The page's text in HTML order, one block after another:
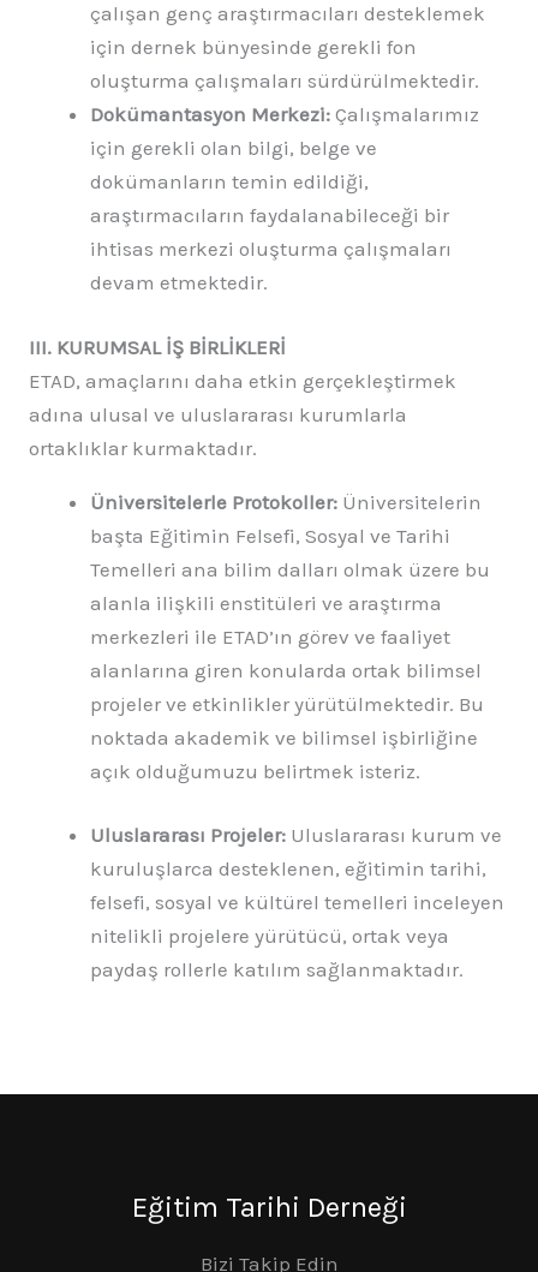
çalışan genç araştırmacıları desteklemek
için dernek bünyesinde gerekli fon
oluşturma çalışmaları sürdürülmektedir.
Dokümantasyon Merkezi: Çalışmalarımız
için gerekli olan bilgi, belge ve
dokümanların temin edildiği,
araştırmacıların faydalanabileceği bir
ihtisas merkezi oluşturma çalışmaları
devam etmektedir.
III. KURUMSAL İŞ BİRLİKLERİ
ETAD, amaçlarını daha etkin gerçekleştirmek
adına ulusal ve uluslararası kurumlarla
ortaklıklar kurmaktadır.
Üniversitelerle Protokoller: Üniversitelerin
başta Eğitimin Felsefi, Sosyal ve Tarihi
Temelleri ana bilim dalları olmak üzere bu
alanla ilişkili enstitüleri ve araştırma
merkezleri ile ETAD’ın görev ve faaliyet
alanlarına giren konularda ortak bilimsel
projeler ve etkinlikler yürütülmektedir. Bu
noktada akademik ve bilimsel işbirliğine
açık olduğumuzu belirtmek isteriz.
Uluslararası Projeler: Uluslararası kurum ve
kuruluşlarca desteklenen, eğitimin tarihi,
felsefi, sosyal ve kültürel temelleri inceleyen
nitelikli projelere yürütücü, ortak veya
paydaş rollerle katılım sağlanmaktadır.
Eğitim Tarihi Derneği
Bizi Takip Edin